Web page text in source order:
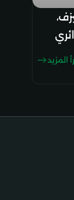
المزيد